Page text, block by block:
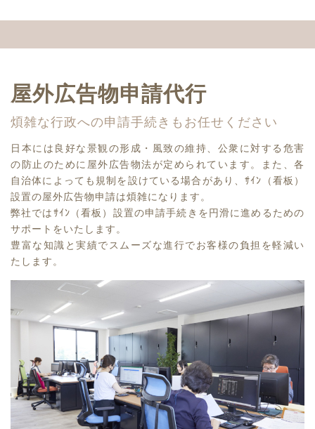
屋外広告物申請代行
煩雑な行政への申請手続きもお任せください
日本には良好な景観の形成・風致の維持、公衆に対する危害
の防止のために屋外広告物法が定められています。また、各
自治体によっても規制を設けている場合があり、ｻｲﾝ（看板）
設置の屋外広告物申請は煩雑になります。
弊社ではｻｲﾝ（看板）設置の申請手続きを円滑に進めるための
サポートをいたします。
豊富な知識と実績でスムーズな進行でお客様の負担を軽減い
たします。